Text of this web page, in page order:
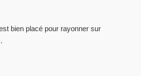
bien placé pour rayonner sur